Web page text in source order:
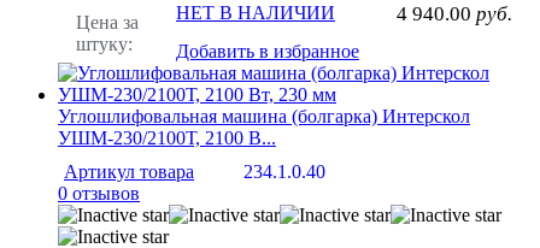
Цена за
штуку:
4 940.00 руб.
НЕТ В НАЛИЧИИ
Добавить в избранное
Углошлифовальная машина (болгарка) Интерскол
УШМ-230/2100Т, 2100 В...
Артикул товара
234.1.0.40
0 отзывов